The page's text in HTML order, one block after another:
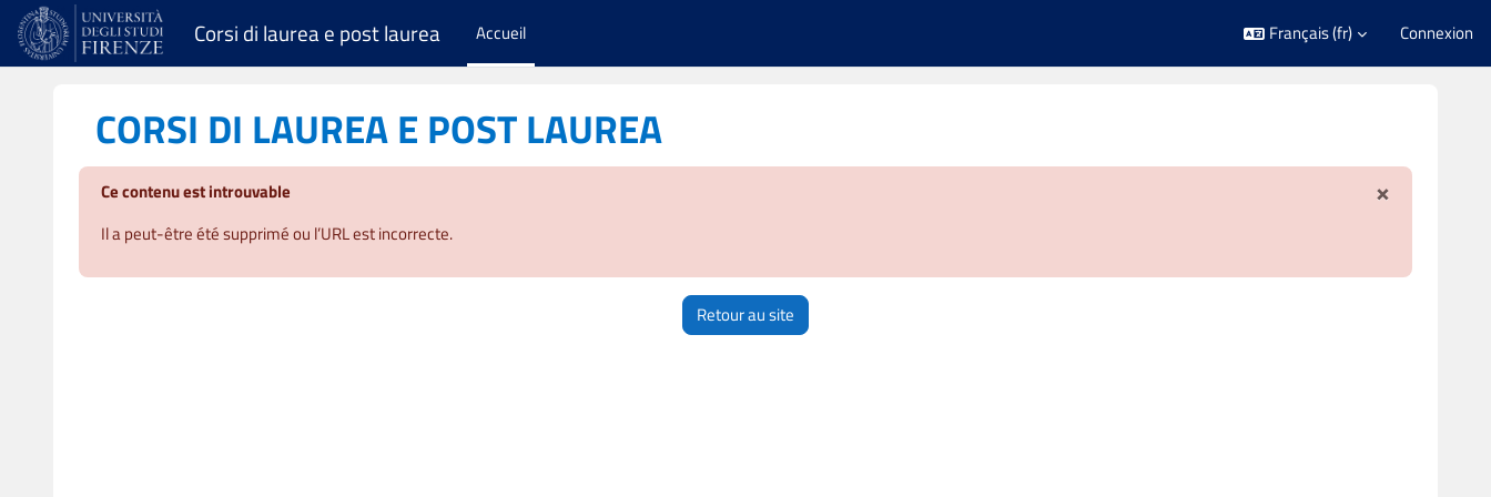
Passer au contenu principal
Corsi di laurea e post laurea Accueil Français ‎(fr)‎ Connexion
CORSI DI LAUREA E POST LAUREA
Ce contenu est introuvable
Il a peut-être été supprimé ou l’URL est incorrecte.
×
Retour au site